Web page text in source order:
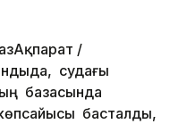
/
судағы
базасында
басталды,